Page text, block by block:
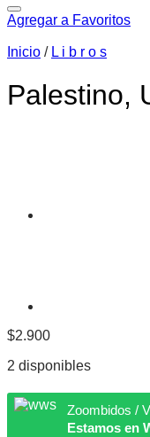
Agregar a Favoritos
Inicio / L i b r o s
Palestino,
$2.900
2 disponibles
Zoombidos /
Estamos en